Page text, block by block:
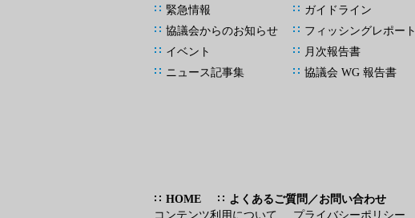
緊急情報
協議会からのお知らせ
イベント
ニュース記事集
ガイドライン
フィッシングレポート
月次報告書
協議会 WG 報告書
HOME
よくあるご質問／お問い合わせ
コンテンツ利用について
プライバシーポリシー